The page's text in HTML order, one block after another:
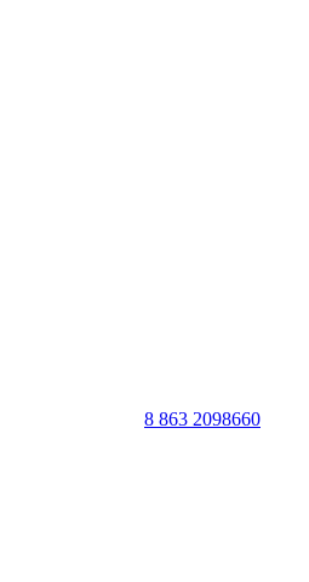
8 863 2098660